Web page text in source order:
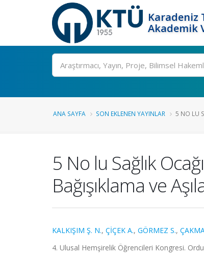
Karadeniz
Akademik
Ara
ANA SAYFA SON EKLENEN YAYINLAR 5 NO LU
5 No lu Sağlık
Bağışıklama ve
KALKIŞIM Ş. N., ÇİÇEK A., GÖRMEZ S.,
4. Ulusal Hemşirelik Öğrencileri Kongresi.